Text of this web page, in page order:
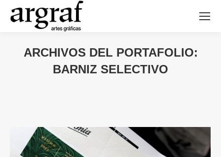
ARCHIVOS DEL PORTAFOLIO:
BARNIZ SELECTIVO